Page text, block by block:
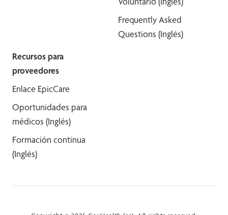
Frequently Asked
Questions (Inglés)
Recursos para
proveedores
Enlace EpicCare
Oportunidades para
médicos (Inglés)
Formación continua
(Inglés)